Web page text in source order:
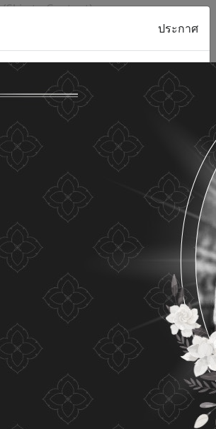
to Content)
ร
ติ
บ
(Cookies)
ให้ความสำคัญต่อข้อมูลส่วนบุคคลของ
ละปรับปรุงเว็บไซต์ หากท่านใช้บริการ
ารปรับตั้งค่าใดๆ แสดงว่าท่านยินยอมที่จะ
ละนโยบายสิทธิส่วนบุคคลของเรา
ละเอียด ยอมรับทั้งหมด
ประกาศ